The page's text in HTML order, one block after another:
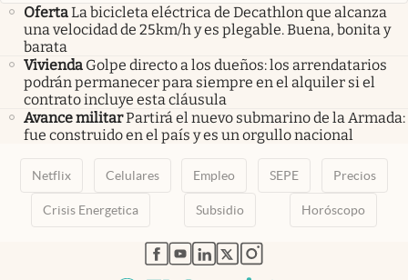
OfertaLa bicicleta eléctrica de Decathlon que alcanza
una velocidad de 25km/h y es plegable. Buena, bonita y
barata
Vivienda Golpe directo a los dueños: los arrendatarios
podrán permanecer para siempre en el alquiler si el
contrato incluye esta cláusula
Avance militarPartirá el nuevo submarino de la Armada:
fue construido en el país y es un orgullo nacional
Netflix Celulares Empleo SEPE Precios
Crisis Energetica Subsidio Horóscopo
abre en nueva pestaña
abre en nueva pestaña
abre en nueva pestaña
abre en nueva pestaña
abre en nueva pestaña